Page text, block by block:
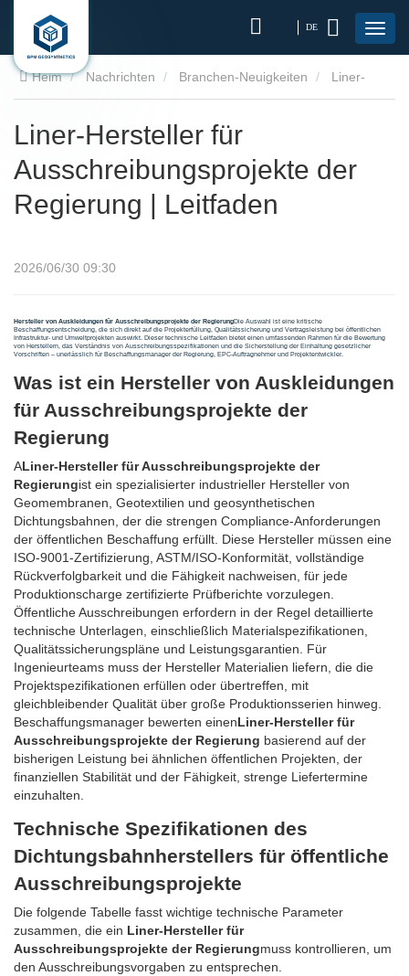
DE
Heim Nachrichten Branchen-Neuigkeiten
Liner-Hersteller für
Ausschreibungsprojekte der
Regierung | Leitfaden
2026/06/30 09:30
Hersteller von Auskleidungen für Ausschreibungsprojekte der RegierungDie Auswahl ist eine kritische
Beschaffungsentscheidung, die sich direkt auf die Projekterfüllung, Qualitätssicherung und Vertragsleistung bei öffentlichen
Infrastruktur- und Umweltprojekten auswirkt. Dieser technische Leitfaden bietet einen umfassenden Rahmen für die Bewertung
von Herstellern, das Verständnis von Ausschreibungsspezifikationen und die Sicherstellung der Einhaltung gesetzlicher
Vorschriften – unerlässlich für Beschaffungsmanager der Regierung, EPC-Auftragnehmer und Projektentwickler.
Was ist ein Hersteller von Auskleidungen
für Ausschreibungsprojekte der
Regierung
ALiner-Hersteller für Ausschreibungsprojekte der
Regierungist ein spezialisierter industrieller Hersteller von
Geomembranen, Geotextilien und geosynthetischen
Dichtungsbahnen, der die strengen Compliance-Anforderungen
der öffentlichen Beschaffung erfüllt. Diese Hersteller müssen eine
ISO-9001-Zertifizierung, ASTM/ISO-Konformität, vollständige
Rückverfolgbarkeit und die Fähigkeit nachweisen, für jede
Produktionscharge zertifizierte Prüfberichte vorzulegen.
Öffentliche Ausschreibungen erfordern in der Regel detaillierte
technische Unterlagen, einschließlich Materialspezifikationen,
Qualitätssicherungspläne und Leistungsgarantien. Für
Ingenieurteams muss der Hersteller Materialien liefern, die die
Projektspezifikationen erfüllen oder übertreffen, mit
gleichbleibender Qualität über große Produktionsserien hinweg.
Beschaffungsmanager bewerten einenLiner-Hersteller für
Ausschreibungsprojekte der Regierung basierend auf der
bisherigen Leistung bei ähnlichen öffentlichen Projekten, der
finanziellen Stabilität und der Fähigkeit, strenge Liefertermine
einzuhalten.
Technische Spezifikationen des
Dichtungsbahnherstellers für öffentliche
Ausschreibungsprojekte
Die folgende Tabelle fasst wichtige technische Parameter
zusammen, die ein Liner-Hersteller für
Ausschreibungsprojekte der Regierungmuss kontrollieren, um
den Ausschreibungsvorgaben zu entsprechen.